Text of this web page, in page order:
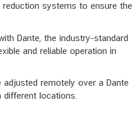
systems to ensure the
Dante, the industry-standard
and reliable operation in
adjusted remotely over a Dante
locations.